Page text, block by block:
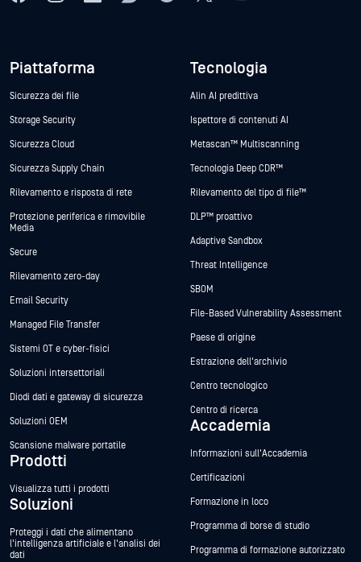
Piattaforma
Sicurezza dei file
Storage Security
Sicurezza Cloud
Sicurezza Supply Chain
Rilevamento e risposta di rete
Protezione periferica e rimovibile
Media
Secure
Rilevamento zero-day
Email Security
Managed File Transfer
Sistemi OT e cyber-fisici
Soluzioni intersettoriali
Diodi dati e gateway di sicurezza
Soluzioni OEM
Scansione malware portatile
Prodotti
Visualizza tutti i prodotti
Soluzioni
Proteggi i dati che alimentano
l'intelligenza artificiale e l'analisi dei
dati
Tecnologia
Alin AI predittiva
Ispettore di contenuti AI
Metascan™ Multiscanning
Tecnologia Deep CDR™
Rilevamento del tipo di file™
DLP™ proattivo
Adaptive Sandbox
Threat Intelligence
SBOM
File-Based Vulnerability Assessment
Paese di origine
Estrazione dell'archivio
Centro tecnologico
Centro di ricerca
Accademia
Informazioni sull'Accademia
Certificazioni
Formazione in loco
Programma di borse di studio
Programma di formazione autorizzato